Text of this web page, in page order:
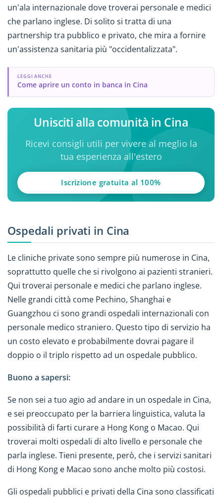
un'ala internazionale dove troverai personale e medici
che parlano inglese. Di solito si tratta di una
partnership tra pubblico e privato, che mira a fornire
un'assistenza sanitaria più "occidentalizzata".
LEGGI ANCHE
Come aprire un conto in banca in Cina
Unisciti alla comunità in Cina
Ricevi consigli utili per vivere al meglio la
tua esperienza all'estero
Iscrizione gratuita al 100%
Ospedali privati in Cina
Le cliniche private sono sempre più numerose in Cina,
soprattutto quelle che si rivolgono ai pazienti stranieri.
Qui troverai personale e medici che parlano inglese.
Nelle grandi città come Pechino, Shanghai e
Guangzhou ci sono grandi ospedali internazionali con
personale medico straniero. Questo tipo di servizio ha
un costo elevato e probabilmente dovrai pagare il
doppio o il triplo rispetto ad un ospedale pubblico.
Buono a sapersi:
Se non sei a tuo agio ad andare in un ospedale in Cina,
e sei preoccupato per la barriera linguistica, valuta la
possibilità di farti curare a Hong Kong o Macao. Qui
troverai molti ospedali di alto livello e personale che
parla inglese. Tieni presente, però, che i servizi sanitari
di Hong Kong e Macao sono anche molto più costosi.
Gli ospedali pubblici e privati della Cina sono classificati